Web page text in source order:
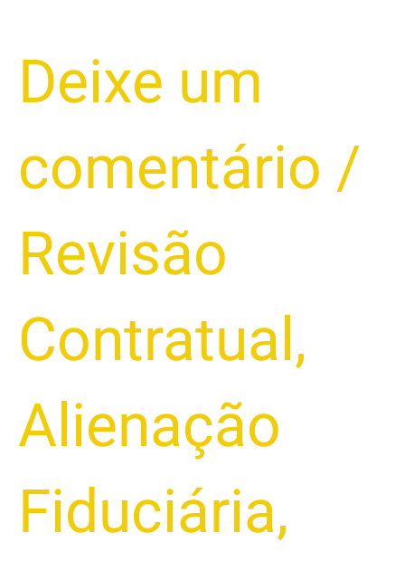
Deixe um
comentário /
Revisão
Contratual ,
Alienação
Fiduciária,
Importância
do
na
Defesa
Busca
Apreensão